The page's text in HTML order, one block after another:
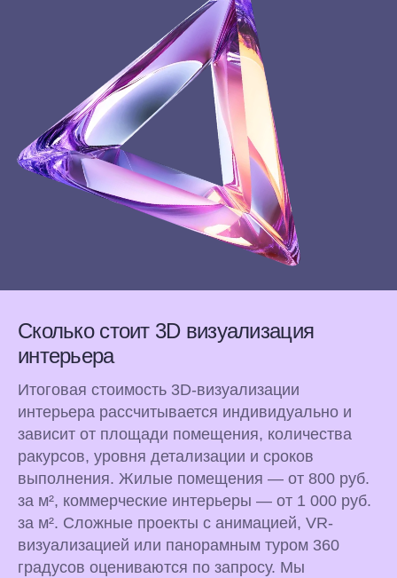
Сколько стоит 3D визуализация
интерьера
Итоговая стоимость 3D-визуализации
интерьера рассчитывается индивидуально и
зависит от площади помещения, количества
ракурсов, уровня детализации и сроков
выполнения. Жилые помещения — от 800 руб.
за м², коммерческие интерьеры — от 1 000 руб.
за м². Сложные проекты с анимацией, VR-
визуализацией или панорамным туром 360
градусов оцениваются по запросу. Мы